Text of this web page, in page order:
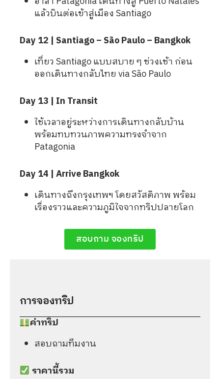
แล้วบินต่อเข้าสู่เมือง Santiago
Day 12 | Santiago – São Paulo – Bangkok
เที่ยว Santiago แบบสบาย ๆ ช่วงเช้า ก่อน
ออกเดินทางกลับไทย via São Paulo
Day 13 | In Transit
ใช้เวลาอยู่ระหว่างการเดินทางกลับบ้าน
พร้อมทบทวนภาพความทรงจำจาก
Patagonia
Day 14 | Arrive Bangkok
เดินทางถึงกรุงเทพฯ โดยสวัสดิภาพ พร้อม
เรื่องราวและความภูมิใจจากทริปปลายโลก
สอบถาม จองทริป
การจองทริป​
ค่าทริป
สอบถามทีมงาน
ราคานี้รวม